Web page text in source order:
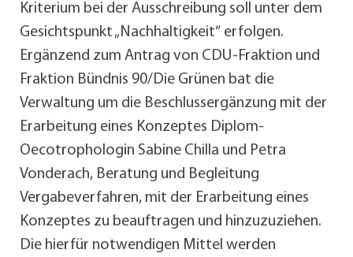
Kriterium bei der Ausschreibung soll unter dem
Gesichtspunkt „Nachhaltigkeit“ erfolgen.
Ergänzend zum Antrag von CDU-Fraktion und
Fraktion Bündnis 90/Die Grünen bat die
Verwaltung um die Beschlussergänzung mit der
Erarbeitung eines Konzeptes Diplom-
Oecotrophologin Sabine Chilla und Petra
Vonderach, Beratung und Begleitung
Vergabeverfahren, mit der Erarbeitung eines
Konzeptes zu beauftragen und hinzuzuziehen.
Die hierfür notwendigen Mittel werden